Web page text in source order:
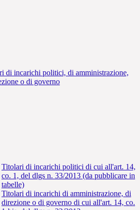
di incarichi politici, di amministrazione,
o di governo
Titolari di incarichi politici di cui all'art. 14,
co. 1, del dlgs n. 33/2013 (da pubblicare in
tabelle)
Titolari di incarichi di amministrazione, di
direzione o di governo di cui all'art. 14, co.